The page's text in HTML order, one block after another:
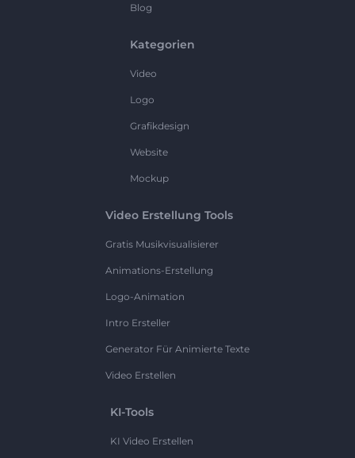
Blog
Kategorien
Video
Logo
Grafikdesign
Website
Mockup
Video Erstellung Tools
Gratis Musikvisualisierer
Animations-Erstellung
Logo-Animation
Intro Ersteller
Generator Für Animierte Texte
Video Erstellen
KI-Tools
KI Video Erstellen